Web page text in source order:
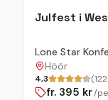
Julfest i
Lone Star
Höör
4,3
fr. 395 kr/